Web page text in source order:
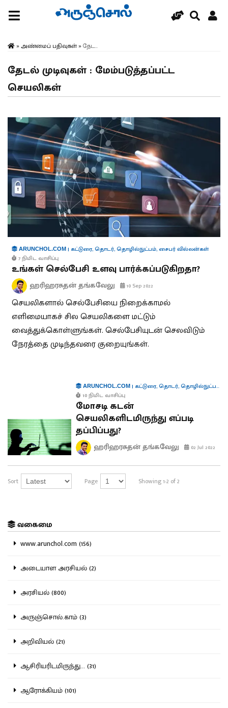
» அண்மைப் பதிவுகள்» தேட...
தேடல் முடிவுகள் : மேம்படுத்தப்பட்ட
செயலிகள்
ARUNCHOL.COM | கட்டுரை,தொடர்,தொழில்நுட்பம், சைபர் வில்லன்கள்
7 நிமிட வாசிப்பு
உங்கள் செல்பேசி உளவு பார்க்கப்படுகிறதா?
ஹரிஹரசுதன் தங்கவேலு 10 Sep 2022
செயலிகளால் செல்பேசியை நிறைக்காமல்
எளிமையாகச் சில செயலிகளை மட்டும்
வைத்துக்கொள்ளுங்கள். செல்பேசியுடன் செலவிடும்
நேரத்தை முடிந்தவரை குறையுங்கள்.
ARUNCHOL.COM| கட்டுரை,தொடர்,தொழில்நுட்பம்
10 நிமிட வாசிப்பு
மோசடி கடன்
செயலிகளிடமிருந்து எப்படி
தப்பிப்பது?
ஹரிஹரசுதன் தங்கவேலு 02 Jul 2022
Sort Page Showing 1-2 of 2
வகைமை
www.arunchol.com (156)
அடையாள அரசியல் (2)
அரசியல் (800)
அருஞ்சொல்.காம் (3)
அறிவியல் (21)
ஆசிரியரிடமிருந்து... (31)
ஆரோக்கியம் (101)